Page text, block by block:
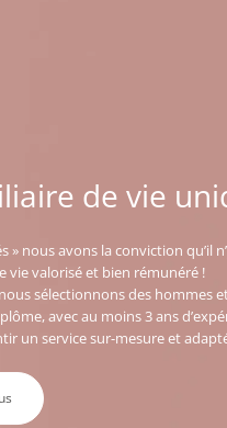
de vie
» nous avons la conviction qu’il
vie valorisé et bien rémunéré !
sélectionnons des hommes
avec au moins 3 ans
un service sur-mesure et